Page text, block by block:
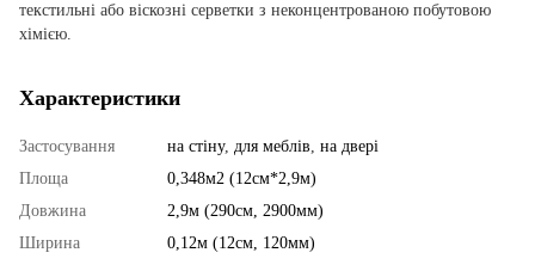
текстильні або віскозні серветки з неконцентрованою побутовою
хімією.
Характеристики
Застосування на стіну, для меблів, на двері
Площа
0,348м2 (12см*2,9м)
Довжина
2,9м (290см, 2900мм)
Ширина
0,12м (12см, 120мм)